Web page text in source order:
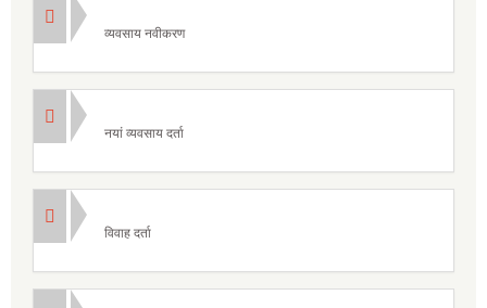
व्यवसाय नवीकरण
नयां व्यवसाय दर्ता
विवाह दर्ता